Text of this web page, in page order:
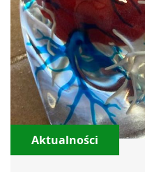
Aktualności